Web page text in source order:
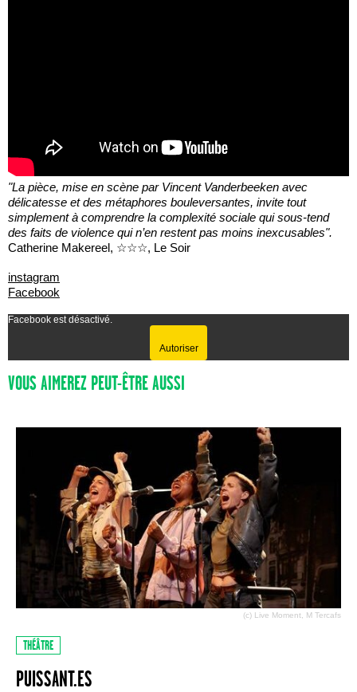
"La pièce, mise en scène par Vincent Vanderbeeken avec
délicatesse et des métaphores bouleversantes, invite tout
simplement à comprendre la complexité sociale qui sous-tend
des faits de violence qui n’en restent pas moins inexcusables".
Catherine Makereel, ☆☆☆, Le Soir
instagram
Facebook
Facebook est désactivé.
Autoriser
VOUS AIMEREZ PEUT-ÊTRE AUSSI
(c) Live Moment, M Tercafs
THÉÂTRE
PUISSANT.ES